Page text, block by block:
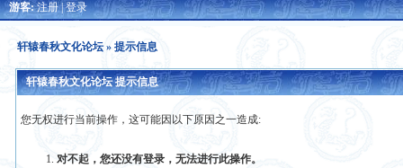
游客:注册|登录
轩辕春秋文化论坛» 提示信息
轩辕春秋文化论坛 提示信息
您无权进行当前操作，这可能因以下原因之一造成:
对不起，您还没有登录，无法进行此操作。